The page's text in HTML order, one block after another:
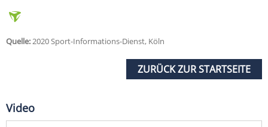
Quelle:2020 Sport-Informations-Dienst, Köln
ZURÜCK ZUR STARTSEITE
Video